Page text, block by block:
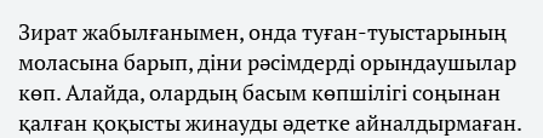
Зират жабылғанымен, онда туған-туыстарының
моласына барып, діни рәсімдерді орындаушылар
көп. Алайда, олардың басым көпшілігі соңынан
қалған қоқысты жинауды әдетке айналдырмаған.